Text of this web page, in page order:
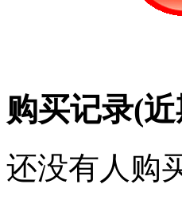
购买记录(
还没有人购